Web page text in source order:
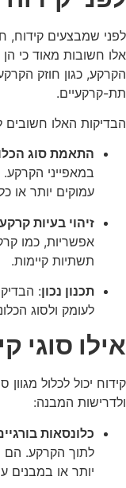
לפני שמבצעים קידוח,
אלו חשובות מאוד כי
הקרקע, כגון חוזק
תת-קרקעיים.
הבדיקות האלו
התאמת סוג
במאפייני
עמוקים יותר או
זיהוי בעיות קרקע
אפשריות, כמו
תשתיות קיימות.
תכנון נכון:
לעומק ולסוג
אילו סוגי
קידוח יכול לכלול
ולדרישות המבנה:
כלונסאות
לתוך הקרקע. הם
יותר או במבנים